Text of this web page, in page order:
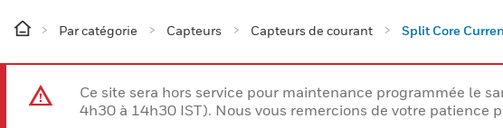
Par catégorie Capteurs Capteurs de courant Split Core
Ce site sera hors service pour maintenance programmée le
4h30 à 14h30 IST). Nous vous remercions de votre patience